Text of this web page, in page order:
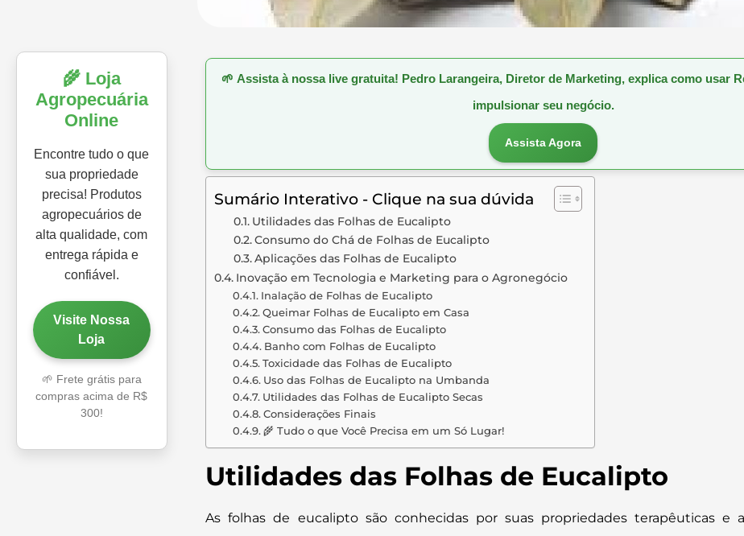
🌾 Loja
Agropecuária
Online
Encontre tudo o que
sua propriedade
precisa! Produtos
agropecuários de
alta qualidade, com
entrega rápida e
confiável.
Visite Nossa
Loja
🌱 Frete grátis para
compras acima de R$
300!
🌱Assista à nossa live gratuita! Pedro Larangeira, Diretor de Marketing, explica como usar
impulsionar seu negócio.
Assista Agora
Sumário Interativo - Clique na sua dúvida
Utilidades das Folhas de Eucalipto
Consumo do Chá de Folhas de Eucalipto
Aplicações das Folhas de Eucalipto
Inovação em Tecnologia e Marketing para o Agronegócio
Inalação de Folhas de Eucalipto
Queimar Folhas de Eucalipto em Casa
Consumo das Folhas de Eucalipto
Banho com Folhas de Eucalipto
Toxicidade das Folhas de Eucalipto
Uso das Folhas de Eucalipto na Umbanda
Utilidades das Folhas de Eucalipto Secas
Considerações Finais
🌾 Tudo o que Você Precisa em um Só Lugar!
Utilidades das Folhas de Eucalipto
As folhas de eucalipto são conhecidas por suas propriedades terapêuticas e